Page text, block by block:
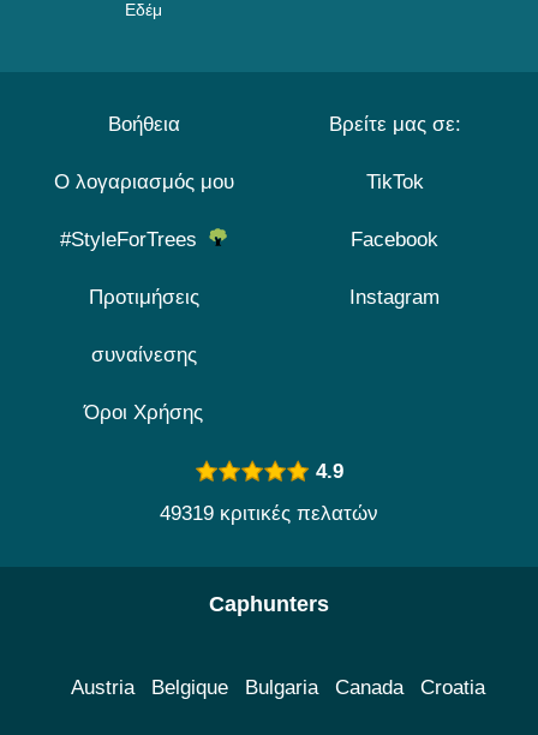
Εδέμ
Βοήθεια
Ο λογαριασμός μου
#StyleForTrees
Προτιμήσεις
συναίνεσης
Όροι Χρήσης
Βρείτε μας σε:
TikTok
Facebook
Instagram
4.9
49319 κριτικές πελατών
Caphunters
Austria Belgique Bulgaria Canada Croatia